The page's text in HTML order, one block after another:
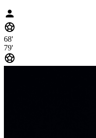
person
sports_soccer
68'
79'
sports_soccer